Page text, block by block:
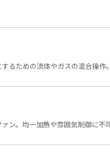
るための流体やガスの混合操作
ン。均一加熱や雰囲気制御に不